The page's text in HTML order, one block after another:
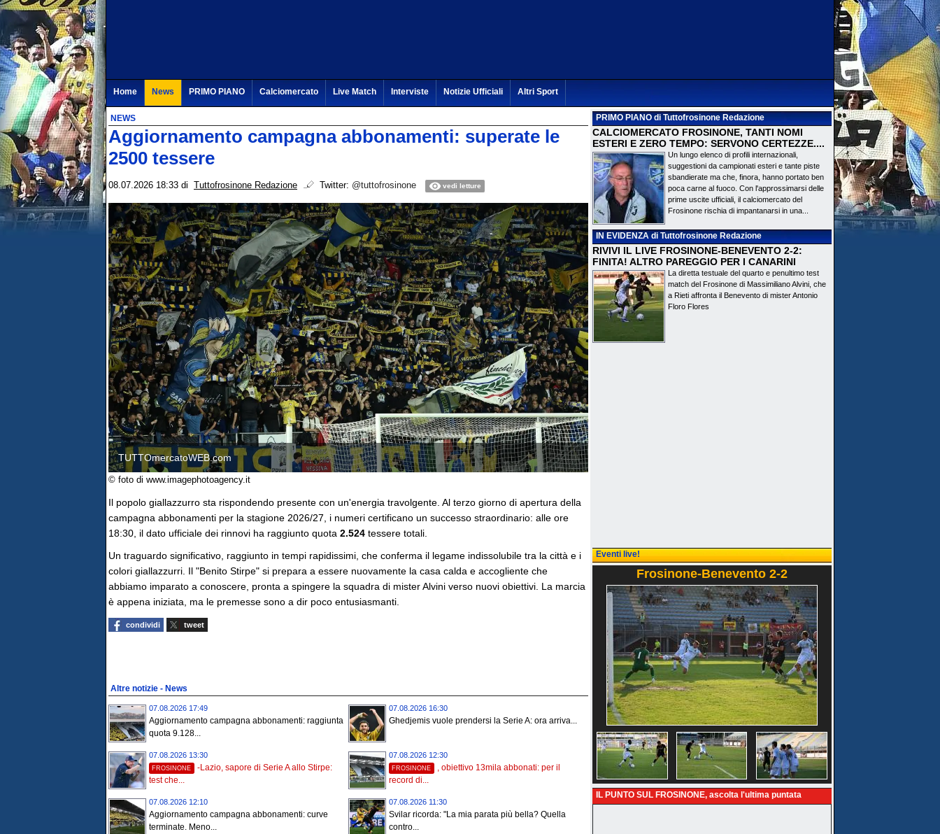
Home News PRIMO PIANO Calciomercato Live Match Interviste Notizie Ufficiali Altri Sport
NEWS
Aggiornamento campagna abbonamenti: superate le
2500 tessere
08.07.2026 18:33 di Tuttofrosinone Redazione Twitter: @tuttofrosinone vedi letture
TUTTOmercatoWEB.com
© foto di www.imagephotoagency.it
Il popolo giallazzurro sta rispondendo presente con un'energia travolgente. Al terzo giorno di apertura della
campagna abbonamenti per la stagione 2026/27, i numeri certificano un successo straordinario: alle ore
18:30, il dato ufficiale dei rinnovi ha raggiunto quota 2.524 tessere totali.
Un traguardo significativo, raggiunto in tempi rapidissimi, che conferma il legame indissolubile tra la città e i
colori giallazzurri. Il "Benito Stirpe" si prepara a essere nuovamente la casa calda e accogliente che
abbiamo imparato a conoscere, pronta a spingere la squadra di mister Alvini verso nuovi obiettivi. La marcia
è appena iniziata, ma le premesse sono a dir poco entusiasmanti.
condividi tweet
Altre notizie - News
07.08.2026 17:49
Aggiornamento campagna abbonamenti: raggiunta
quota 9.128...
07.08.2026 16:30
Ghedjemis vuole prendersi la Serie A: ora arriva...
07.08.2026 13:30
FROSINONE
-Lazio, sapore di Serie A allo Stirpe:
test che...
07.08.2026 12:30
FROSINONE
, obiettivo 13mila abbonati: per il
record di...
07.08.2026 12:10
Aggiornamento campagna abbonamenti: curve
terminate. Meno...
07.08.2026 11:30
Svilar ricorda: "La mia parata più bella? Quella
contro...
PRIMO PIANOdi Tuttofrosinone Redazione
CALCIOMERCATO FROSINONE, TANTI NOMI
ESTERI E ZERO TEMPO: SERVONO CERTEZZE....
Un lungo elenco di profili internazionali,
suggestioni da campionati esteri e tante piste
sbandierate ma che, finora, hanno portato ben
poca carne al fuoco. Con l'approssimarsi delle
prime uscite ufficiali, il calciomercato del
Frosinone rischia di impantanarsi in una...
IN EVIDENZAdi Tuttofrosinone Redazione
RIVIVI IL LIVE FROSINONE-BENEVENTO 2-2:
FINITA! ALTRO PAREGGIO PER I CANARINI
La diretta testuale del quarto e penultimo test
match del Frosinone di Massimiliano Alvini, che
a Rieti affronta il Benevento di mister Antonio
Floro Flores
Eventi live!
Frosinone-Benevento 2-2
IL PUNTO SUL FROSINONE, ascolta l'ultima puntata